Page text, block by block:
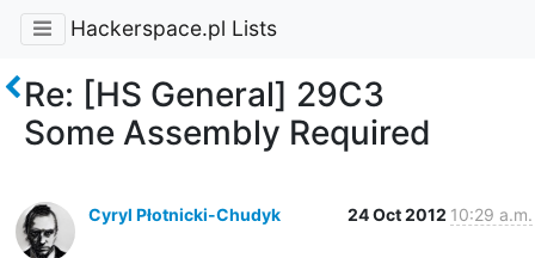
Hackerspace.pl Lists
Re: [HS General] 29C3
Some Assembly Required
Cyryl Płotnicki-Chudyk 24 Oct 2012 10:29 a.m.